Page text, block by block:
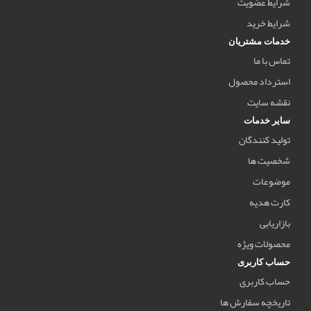
شرایط خرید
خدمات مشتریان
تماس با ما
استرداد محصول
نقشه سایت
سایر خدمات
تولید کنندگان
شخصیت ها
موضوعات
کارت هدیه
بازاریابی
محصولات ویژه
حساب کاربری
حساب کاربری
تاریخچه سفارش ها